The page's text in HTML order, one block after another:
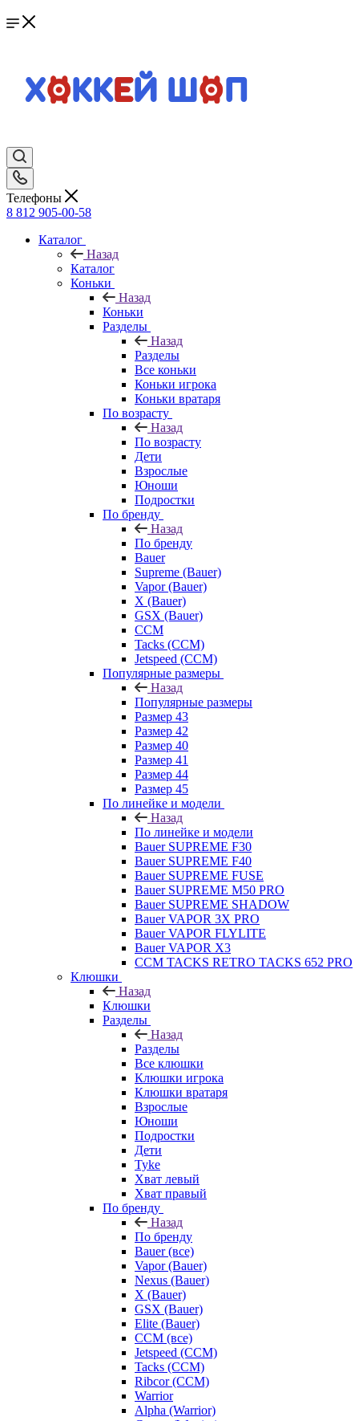
Телефоны
8 812 905-00-58
Каталог
Назад
Каталог
Коньки
Назад
Коньки
Разделы
Назад
Разделы
Все коньки
Коньки игрока
Коньки вратаря
По возрасту
Назад
По возрасту
Дети
Взрослые
Юноши
Подростки
По бренду
Назад
По бренду
Bauer
Supreme (Bauer)
Vapor (Bauer)
X (Bauer)
GSX (Bauer)
CCM
Tacks (CCM)
Jetspeed (CCM)
Популярные размеры
Назад
Популярные размеры
Размер 43
Размер 42
Размер 40
Размер 41
Размер 44
Размер 45
По линейке и модели
Назад
По линейке и модели
Bauer SUPREME F30
Bauer SUPREME F40
Bauer SUPREME FUSE
Bauer SUPREME M50 PRO
Bauer SUPREME SHADOW
Bauer VAPOR 3X PRO
Bauer VAPOR FLYLITE
Bauer VAPOR X3
CCM TACKS RETRO TACKS 652 PRO
Клюшки
Назад
Клюшки
Разделы
Назад
Разделы
Все клюшки
Клюшки игрока
Клюшки вратаря
Взрослые
Юноши
Подростки
Дети
Tyke
Хват левый
Хват правый
По бренду
Назад
По бренду
Bauer (все)
Vapor (Bauer)
Nexus (Bauer)
X (Bauer)
GSX (Bauer)
Elite (Bauer)
CCM (все)
Jetspeed (CCM)
Tacks (CCM)
Ribcor (CCM)
Warrior
Alpha (Warrior)